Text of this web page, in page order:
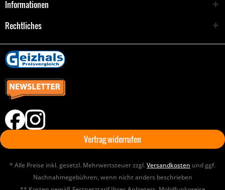
Informationen
Rechtliches
Vertrag widerrufen
* Alle Preise inkl. gesetzl. Mehrwertsteuer zzgl.Versandkosten und ggf.
Nachnahmegebühren, wenn nicht anders beschrieben